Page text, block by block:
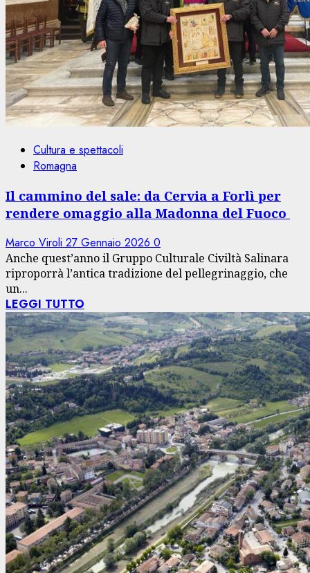
Cultura e spettacoli
Romagna
Il cammino del sale: da Cervia a Forlì per
rendere omaggio alla Madonna del Fuoco
Marco Viroli 27 Gennaio 2026 0
Anche quest’anno il Gruppo Culturale Civiltà Salinara
riproporrà l’antica tradizione del pellegrinaggio, che
un...
LEGGI TUTTO